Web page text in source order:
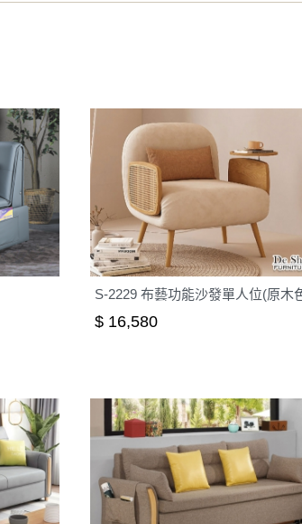
S-2229 布藝功能沙發單人位(原木
$ 16,580